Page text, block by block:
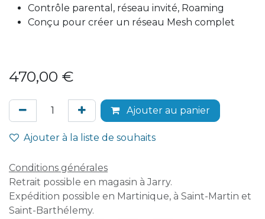
Contrôle parental, réseau invité, Roaming
Conçu pour créer un réseau Mesh complet
470,00 €
Ajouter au panier
Ajouter à la liste de souhaits
Conditions générales
Retrait possible en magasin à Jarry.
Expédition possible en Martinique, à Saint-Martin et
Saint-Barthélemy.